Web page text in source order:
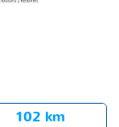
102 km